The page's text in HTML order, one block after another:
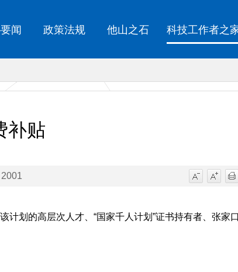
闻 政策法规 他山之石 科技工作者之
补贴
划的高层次人才、“国家千人计划”证书持有者、张家